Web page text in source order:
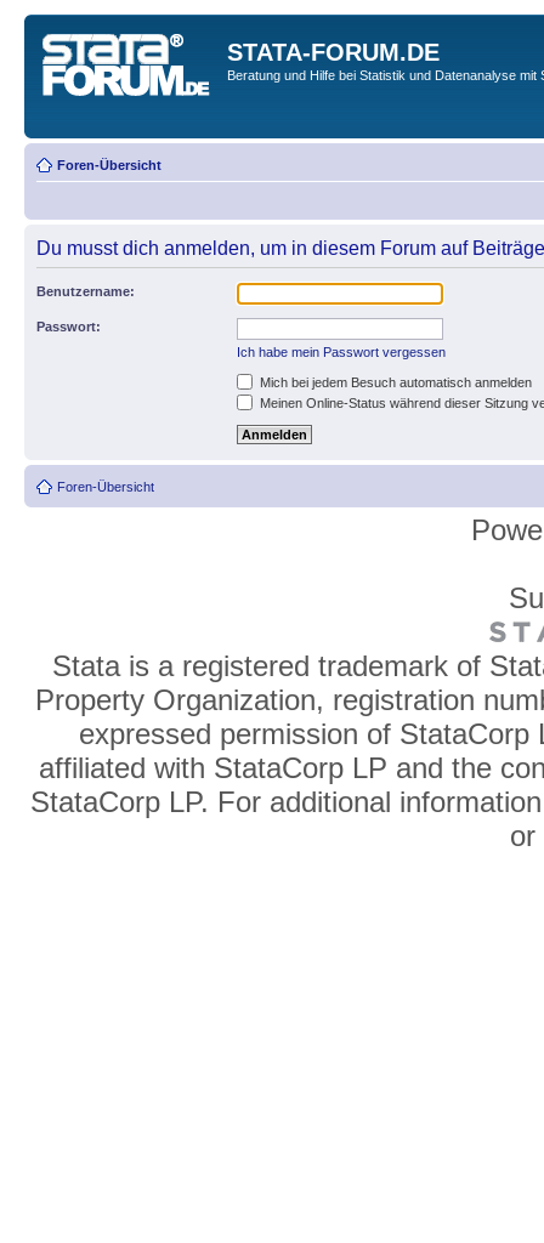
STATA-FORUM.DE
Beratung und Hilfe bei Statistik und Datenanalyse mit
Foren-Übersicht
Du musst dich anmelden, um in diesem Forum auf
Benutzername:
Passwort:
Ich habe mein Passwort vergessen
Mich bei jedem Besuch automatisch anmelden
Meinen Online-Status während dieser Sitzung
Foren-Übersicht
Stata is a registered trademark of
Property Organization, registration
expressed permission of
affiliated with StataCorp LP and the
StataCorp LP. For additional
or